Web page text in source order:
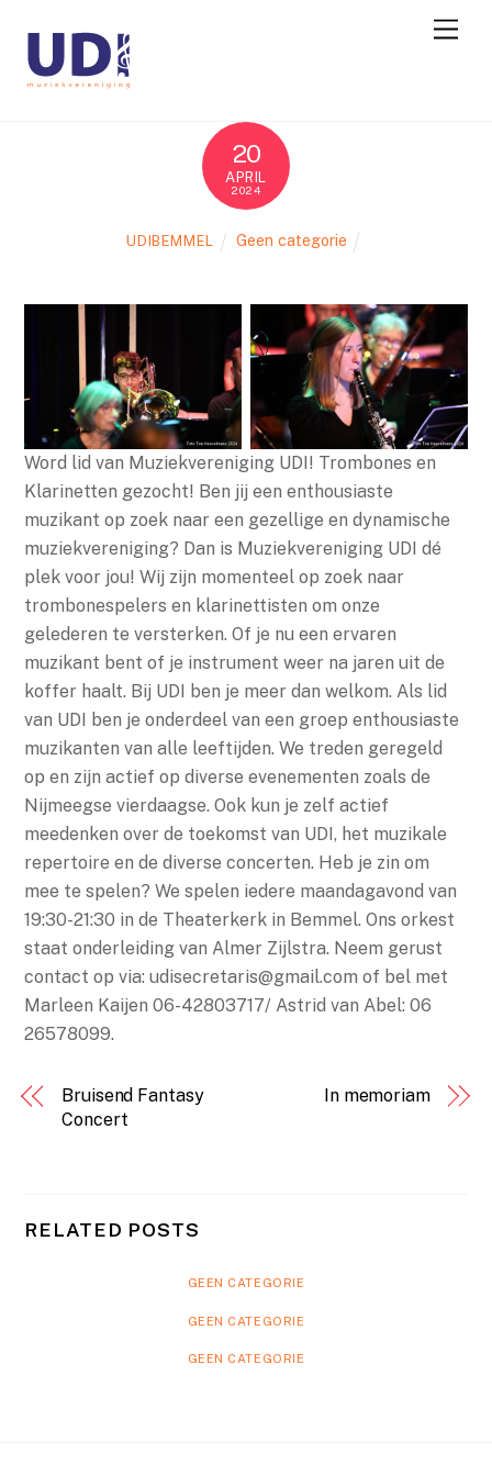
20
APRIL
2024
UDIBEMMEL Geen categorie
Word lid van Muziekvereniging UDI! Trombones en
Klarinetten gezocht! Ben jij een enthousiaste
muzikant op zoek naar een gezellige en dynamische
muziekvereniging? Dan is Muziekvereniging UDI dé
plek voor jou! Wij zijn momenteel op zoek naar
trombonespelers en klarinettisten om onze
gelederen te versterken. Of je nu een ervaren
muzikant bent of je instrument weer na jaren uit de
koffer haalt. Bij UDI ben je meer dan welkom. Als lid
van UDI ben je onderdeel van een groep enthousiaste
muzikanten van alle leeftijden. We treden geregeld
op en zijn actief op diverse evenementen zoals de
Nijmeegse vierdaagse. Ook kun je zelf actief
meedenken over de toekomst van UDI, het muzikale
repertoire en de diverse concerten. Heb je zin om
mee te spelen? We spelen iedere maandagavond van
19:30-21:30 in de Theaterkerk in Bemmel. Ons orkest
staat onderleiding van Almer Zijlstra. Neem gerust
contact op via: udisecretaris@gmail.com of bel met
Marleen Kaijen 06-42803717/ Astrid van Abel: 06
26578099.
Bruisend Fantasy
Concert
In memoriam
RELATED POSTS
GEEN CATEGORIE
GEEN CATEGORIE
GEEN CATEGORIE